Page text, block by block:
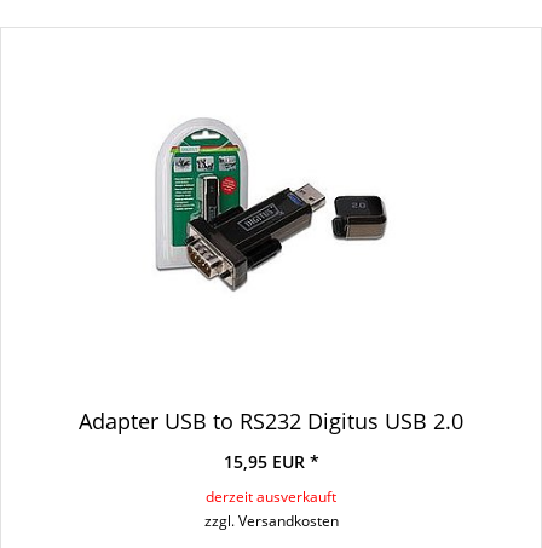
Adapter USB to RS232 Digitus USB 2.0
15,95 EUR *
derzeit ausverkauft
zzgl. Versandkosten